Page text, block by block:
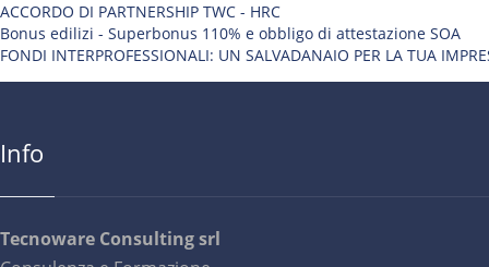
ACCORDO DI PARTNERSHIP TWC - HRC
Bonus edilizi - Superbonus 110% e obbligo di attestazione SOA
FONDI INTERPROFESSIONALI: UN SALVADANAIO PER LA TUA
Info
Tecnoware Consulting srl